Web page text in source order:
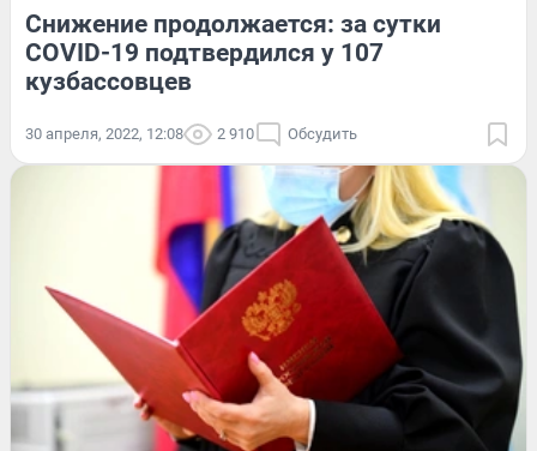
Снижение продолжается: за сутки
COVID-19 подтвердился у 107
кузбассовцев
30 апреля, 2022, 12:08 2 910 Обсудить